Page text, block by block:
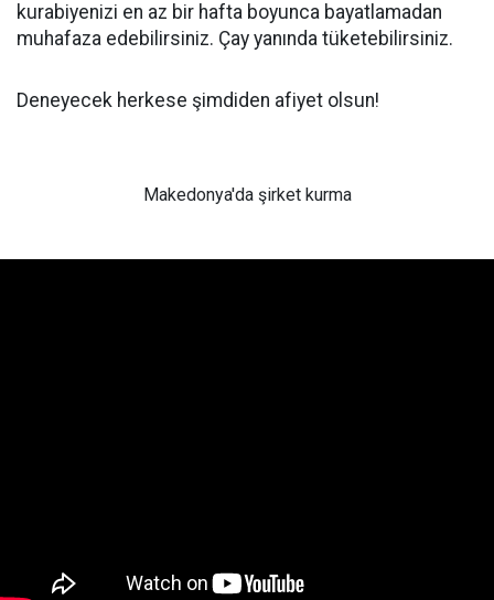
kurabiyenizi en az bir hafta boyunca bayatlamadan
muhafaza edebilirsiniz. Çay yanında tüketebilirsiniz.
Deneyecek herkese şimdiden afiyet olsun!
Makedonya'da şirket kurma